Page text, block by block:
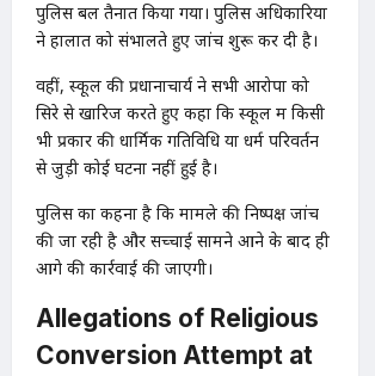
पुलिस बल तैनात किया गया। पुलिस अधिकारियों
ने हालात को संभालते हुए जांच शुरू कर दी है।
वहीं, स्कूल की प्रधानाचार्य ने सभी आरोपों को
सिरे से खारिज करते हुए कहा कि स्कूल में किसी
भी प्रकार की धार्मिक गतिविधि या धर्म परिवर्तन
से जुड़ी कोई घटना नहीं हुई है।
पुलिस का कहना है कि मामले की निष्पक्ष जांच
की जा रही है और सच्चाई सामने आने के बाद ही
आगे की कार्रवाई की जाएगी।
Allegations of Religious
Conversion Attempt at